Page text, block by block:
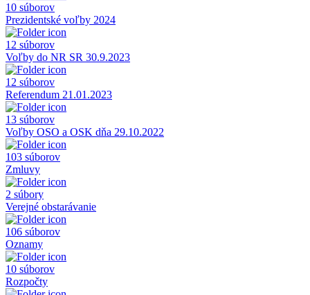
10 súborov
Prezidentské voľby 2024
12 súborov
Voľby do NR SR 30.9.2023
12 súborov
Referendum 21.01.2023
13 súborov
Voľby OSO a OSK dňa 29.10.2022
103 súborov
Zmluvy
2 súbory
Verejné obstarávanie
106 súborov
Oznamy
10 súborov
Rozpočty